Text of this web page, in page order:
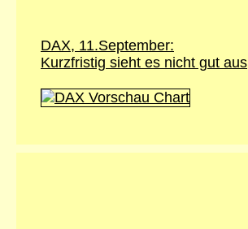
DAX, 11.September:
Kurzfristig sieht es nicht gut aus